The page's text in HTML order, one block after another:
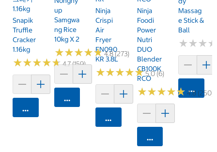
1.16kg
Snapik
Truffle
Cracker
1.16kg
★★★★★
★★★★★4.7 (159)
카트에 담기
Up
Samgwa
Ng Rice
10kg X 2
★★★★★
★★★★★4.8 (273)
카트에 담기
Ninja
Crispi
Air
Fryer
FN090
KR 3.8L
★★★★★
★★★★★5.0 (6)
카트에 담기
Ninja
Foodi
Power
Nutri
DUO
Blender
CB100K
RCO
★★★★★
★★★★★ 4.8 (250)
카트에 담기
Massag
E Stick &
Ball
★★★
★★★
카트에